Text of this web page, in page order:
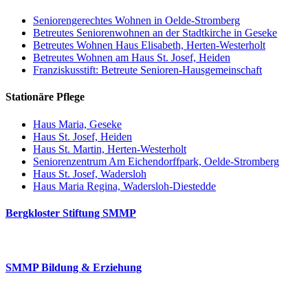
Seniorengerechtes Wohnen in Oelde-Stromberg
Betreutes Seniorenwohnen an der Stadtkirche in Geseke
Betreutes Wohnen Haus Elisabeth, Herten-Westerholt
Betreutes Wohnen am Haus St. Josef, Heiden
Franziskusstift: Betreute Senioren-Hausgemeinschaft
Stationäre Pflege
Haus Maria, Geseke
Haus St. Josef, Heiden
Haus St. Martin, Herten-Westerholt
Seniorenzentrum Am Eichendorffpark, Oelde-Stromberg
Haus St. Josef, Wadersloh
Haus Maria Regina, Wadersloh-Diestedde
Bergkloster Stiftung SMMP
SMMP Bildung & Erziehung